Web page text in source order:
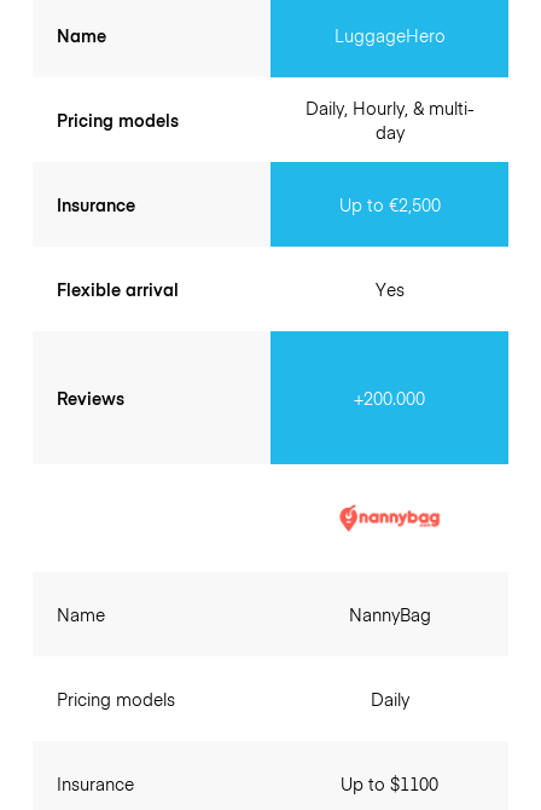
Name
Pricing models
Insurance
Flexible arrival
Reviews
LuggageHero
Daily, Hourly, & multi-
day
Up to €2,500
Yes
+200.000
Name
Pricing models
Insurance
NannyBag
Daily
Up to $1100